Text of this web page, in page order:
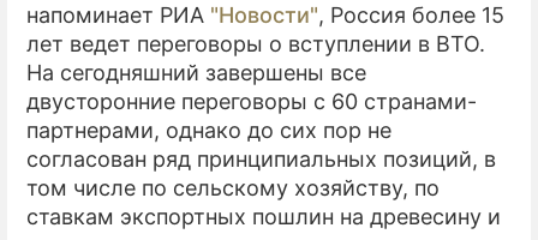
напоминает РИА "Новости", Россия более 15
лет ведет переговоры о вступлении в ВТО.
На сегодняшний завершены все
двусторонние переговоры с 60 странами-
партнерами, однако до сих пор не
согласован ряд принципиальных позиций, в
том числе по сельскому хозяйству, по
ставкам экспортных пошлин на древесину и